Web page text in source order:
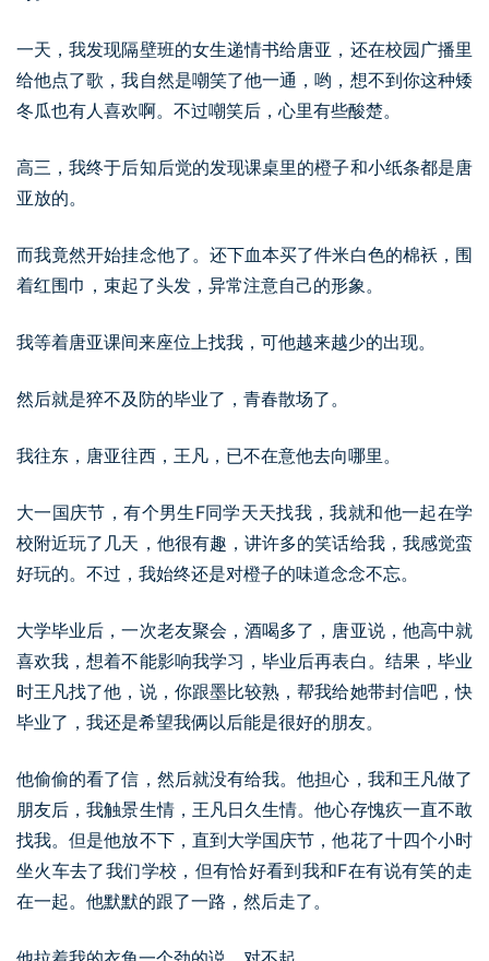
一天，我发现隔壁班的女生递情书给唐亚，还在校园广播里
给他点了歌，我自然是嘲笑了他一通，哟，想不到你这种矮
冬瓜也有人喜欢啊。不过嘲笑后，心里有些酸楚。
高三，我终于后知后觉的发现课桌里的橙子和小纸条都是唐
亚放的。
而我竟然开始挂念他了。还下血本买了件米白色的棉袄，围
着红围巾，束起了头发，异常注意自己的形象。
我等着唐亚课间来座位上找我，可他越来越少的出现。
然后就是猝不及防的毕业了，青春散场了。
我往东，唐亚往西，王凡，已不在意他去向哪里。
大一国庆节，有个男生F同学天天找我，我就和他一起在学
校附近玩了几天，他很有趣，讲许多的笑话给我，我感觉蛮
好玩的。不过，我始终还是对橙子的味道念念不忘。
大学毕业后，一次老友聚会，酒喝多了，唐亚说，他高中就
喜欢我，想着不能影响我学习，毕业后再表白。结果，毕业
时王凡找了他，说，你跟墨比较熟，帮我给她带封信吧，快
毕业了，我还是希望我俩以后能是很好的朋友。
他偷偷的看了信，然后就没有给我。他担心，我和王凡做了
朋友后，我触景生情，王凡日久生情。他心存愧疚一直不敢
找我。但是他放不下，直到大学国庆节，他花了十四个小时
坐火车去了我们学校，但有恰好看到我和F在有说有笑的走
在一起。他默默的跟了一路，然后走了。